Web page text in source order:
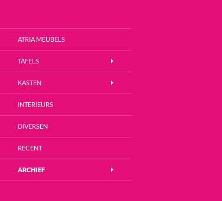
naar
ATRIA MEUBELS
TAFELS
KASTEN
INTERIEURS
DIVERSEN
RECENT
ARCHIEF